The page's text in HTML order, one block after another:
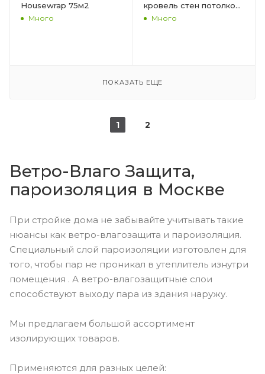
Housewrap 75м2
Много
кровель стен потолков
30м2
Много
ПОКАЗАТЬ ЕЩЕ
1 2
Ветро-Влаго Защита,
пароизоляция в Москве
При стройке дома не забывайте учитывать такие
нюансы как ветро-влагозащита и пароизоляция.
Специальный слой пароизоляции изготовлен для
того, чтобы пар не проникал в утеплитель изнутри
помещения . А ветро-влагозащитные слои
способствуют выходу пара из здания наружу.
Мы предлагаем большой ассортимент
изолирующих товаров.
Применяются для разных целей: